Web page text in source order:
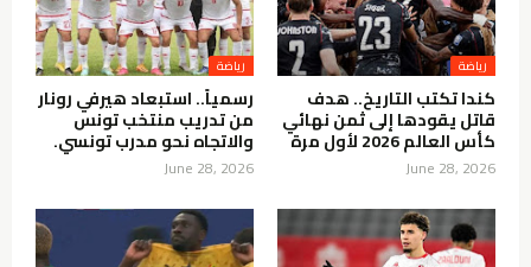
رياضة
كندا تكتب التاريخ.. هدف
قاتل يقودها إلى ثمن نهائي
كأس العالم 2026 لأول مرة
June 28, 2026
رياضة
رسمياً.. استبعاد هيرفي رونار
من تدريب منتخب تونس
والاتجاه نحو مدرب تونسي.
June 28, 2026